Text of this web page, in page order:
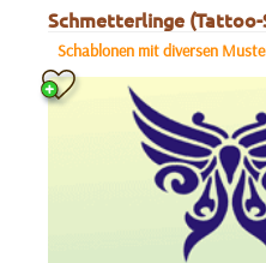
Schmetterlinge (Tattoo-
Schablonen mit diversen